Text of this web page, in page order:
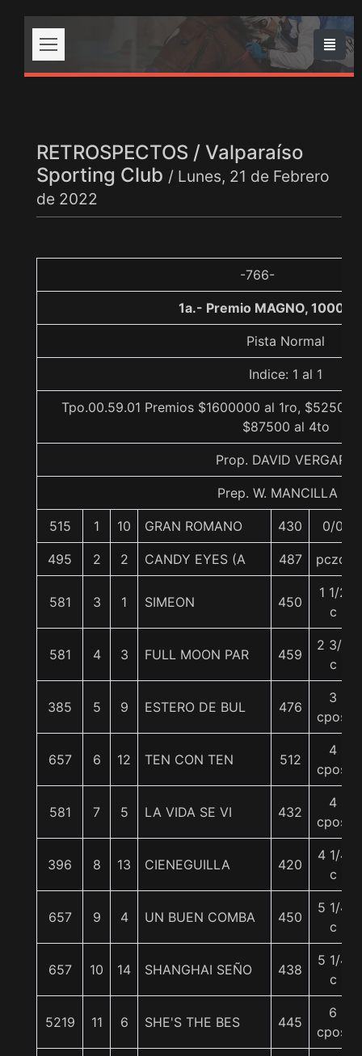
RETROSPECTOS / Valparaíso
Sporting Club / Lunes, 21 de Febrero
de 2022
-766-
1a.- Premio MAGNO, 1000
Pista Normal
Indice: 1 al 1
Tpo.00.59.01 Premios $1600000 al 1ro,
$87500 al 4to
Prop. DAVID VERGARA
Prep. W. MANCILLA D.
515 1 10 GRAN ROMANO 430 0/0
495 2 2 CANDY EYES (A 487 pczo.
581 3 1 SIMEON 450
1 1/2
c
581 4 3 FULL MOON PAR 459
2 3/4
c
385 5 9 ESTERO DE BUL 476
3
cpos.
657 6 12 TEN CON TEN 512
4
cpos.
581 7 5 LA VIDA SE VI 432
4
cpos.
396 8 13 CIENEGUILLA 420
4 1/4
c
657 9 4 UN BUEN COMBA 450
5 1/4
c
657 10 14 SHANGHAI SEÑO 438
5 1/4
c
5219 11 6 SHE'S THE BES 445
6
cpos.